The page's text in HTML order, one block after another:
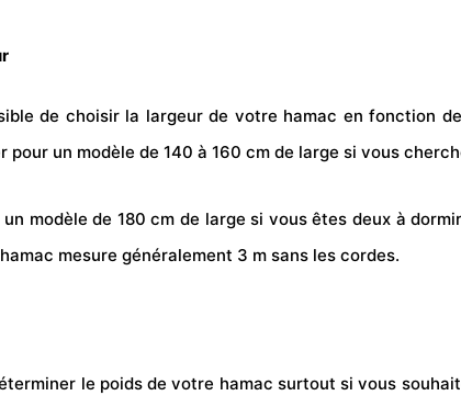
de choisir la largeur de votre hamac en fonction
un modèle de 140 à 160 cm de large si vous
modèle de 180 cm de large si vous êtes deux à
mesure généralement 3 m sans les cordes.
le poids de votre hamac surtout si vous